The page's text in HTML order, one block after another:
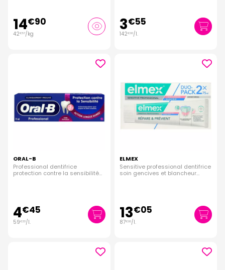
14€90
42€57/kg 3€55
142€00/l.
ORAL-B
Professional dentifrice
protection contre la sensibilité
4€45
59€33/l.
ELMEX
Sensitive professional dentifrice
soin gencives et blancheur
13€05
87€00/l.